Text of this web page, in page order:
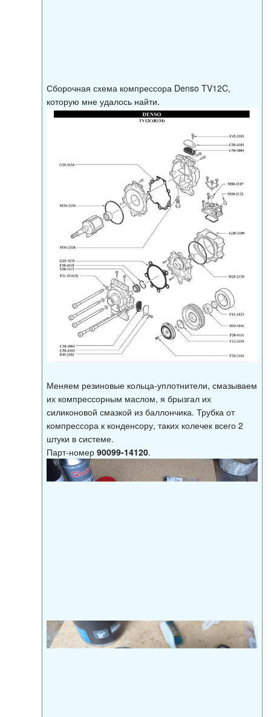
Сборочная схема компрессора Denso TV12C,
которую мне удалось найти.
Меняем резиновые кольца-уплотнители, смазываем
их компрессорным маслом, я брызгал их
силиконовой смазкой из баллончика. Трубка от
компрессора к конденсору, таких колечек всего 2
штуки в системе.
Парт-номер 90099-14120.